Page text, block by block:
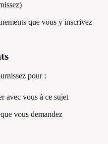
que vous y inscrivez
pour :
avec vous à ce sujet
vous demandez